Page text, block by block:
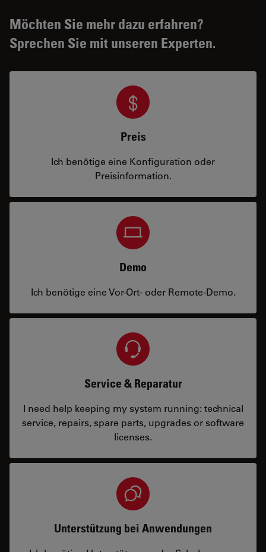
Möchten Sie mehr dazu erfahren?
Sprechen Sie mit unseren Experten.
Preis
Ich benötige eine Konfiguration oder
Preisinformation.
Demo
Ich benötige eine Vor-Ort- oder Remote-Demo.
Service & Reparatur
I need help keeping my system running: technical
service, repairs, spare parts, upgrades or software
licenses.
Unterstützung bei Anwendungen